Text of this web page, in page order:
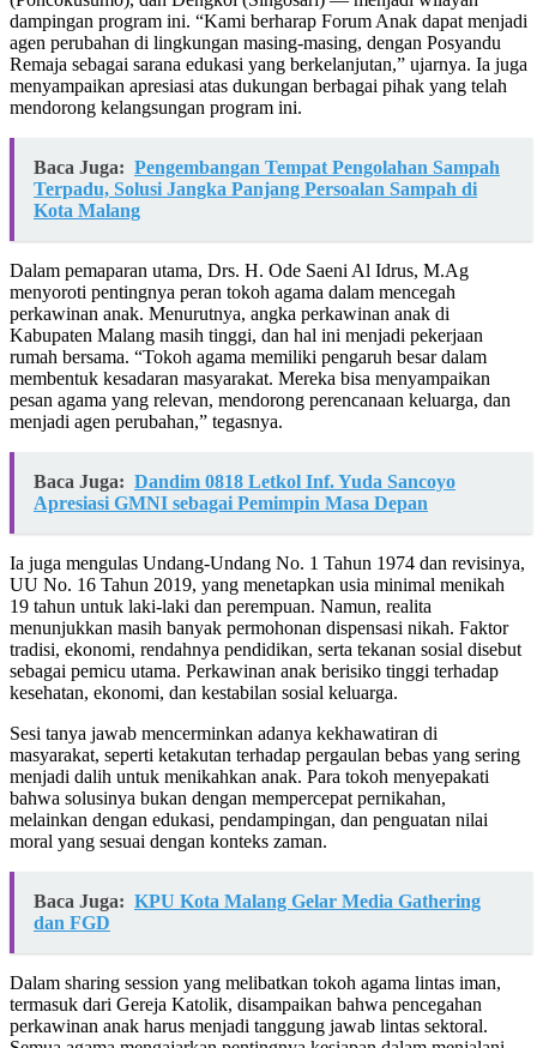
dampingan program ini. “Kami berharap Forum Anak dapat menjadi
agen perubahan di lingkungan masing-masing, dengan Posyandu
Remaja sebagai sarana edukasi yang berkelanjutan,” ujarnya. Ia juga
menyampaikan apresiasi atas dukungan berbagai pihak yang telah
mendorong kelangsungan program ini.
Baca Juga: Pengembangan Tempat Pengolahan Sampah
Terpadu, Solusi Jangka Panjang Persoalan Sampah di
Kota Malang
Dalam pemaparan utama, Drs. H. Ode Saeni Al Idrus, M.Ag
menyoroti pentingnya peran tokoh agama dalam mencegah
perkawinan anak. Menurutnya, angka perkawinan anak di
Kabupaten Malang masih tinggi, dan hal ini menjadi pekerjaan
rumah bersama. “Tokoh agama memiliki pengaruh besar dalam
membentuk kesadaran masyarakat. Mereka bisa menyampaikan
pesan agama yang relevan, mendorong perencanaan keluarga, dan
menjadi agen perubahan,” tegasnya.
Baca Juga: Dandim 0818 Letkol Inf. Yuda Sancoyo
Apresiasi GMNI sebagai Pemimpin Masa Depan
Ia juga mengulas Undang-Undang No. 1 Tahun 1974 dan revisinya,
UU No. 16 Tahun 2019, yang menetapkan usia minimal menikah
19 tahun untuk laki-laki dan perempuan. Namun, realita
menunjukkan masih banyak permohonan dispensasi nikah. Faktor
tradisi, ekonomi, rendahnya pendidikan, serta tekanan sosial disebut
sebagai pemicu utama. Perkawinan anak berisiko tinggi terhadap
kesehatan, ekonomi, dan kestabilan sosial keluarga.
Sesi tanya jawab mencerminkan adanya kekhawatiran di
masyarakat, seperti ketakutan terhadap pergaulan bebas yang sering
menjadi dalih untuk menikahkan anak. Para tokoh menyepakati
bahwa solusinya bukan dengan mempercepat pernikahan,
melainkan dengan edukasi, pendampingan, dan penguatan nilai
moral yang sesuai dengan konteks zaman.
Baca Juga: KPU Kota Malang Gelar Media Gathering
dan FGD
Dalam sharing session yang melibatkan tokoh agama lintas iman,
termasuk dari Gereja Katolik, disampaikan bahwa pencegahan
perkawinan anak harus menjadi tanggung jawab lintas sektoral.